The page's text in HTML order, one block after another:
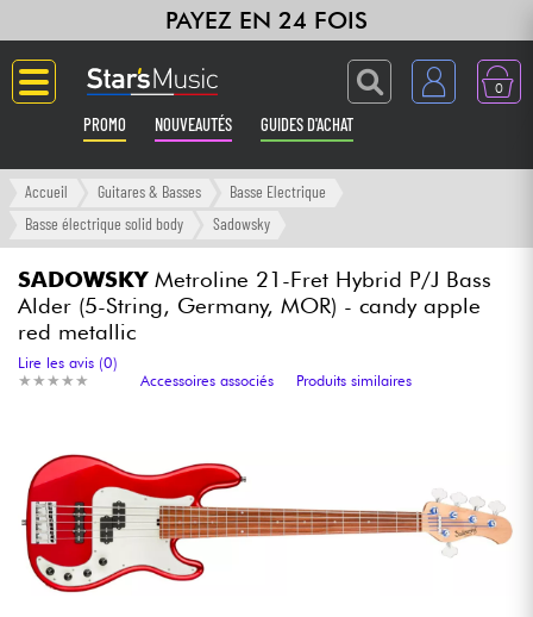
PAYEZ EN 24 FOIS
0
PROMO NOUVEAUTÉS GUIDES D'ACHAT
Langue
Amplis & Effets
Claviers & Pianos
Home Studio
Casques
Accueil Guitares & Basses
Basse Electrique
Basse électrique solid body
Sadowsky
SADOWSKYMetroline 21-Fret Hybrid P/J Bass
Alder (5-String, Germany, MOR) - candy apple
red metallic
★ ★ ★ ★ ★
★ ★ ★ ★ ★
Lire les avis (0)
Accessoires associés
Produits similaires